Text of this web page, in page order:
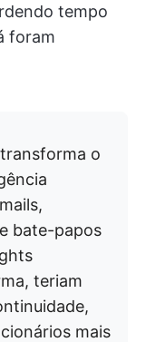
tempo
foram
o
bate-papos
teriam
mais